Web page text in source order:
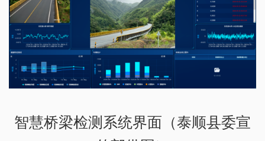
智慧桥梁检测系统界面（泰顺县委宣